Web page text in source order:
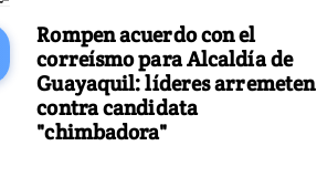
Rompen acuerdo con el
correísmo para Alcaldía de
Guayaquil: líderes arremeten
contra candidata
"chimbadora"